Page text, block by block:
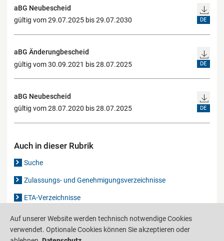
aBG Neubescheid
gültig vom 29.07.2025 bis 29.07.2030
DE
aBG Änderungbescheid
gültig vom 30.09.2021 bis 28.07.2025
DE
aBG Neubescheid
gültig vom 28.07.2020 bis 28.07.2025
DE
Auch in dieser Rubrik
Suche
Zulassungs- und Genehmigungsverzeichnisse
ETA-Verzeichnisse
Gutachten-Verzeichnis
Auf unserer Website werden technisch notwendige Cookies
verwendet. Optionale Cookies können Sie akzeptieren oder